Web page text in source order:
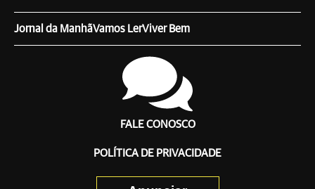
Jornal da ManhãVamos LerViver Bem
FALE CONOSCO
POLÍTICA DE PRIVACIDADE